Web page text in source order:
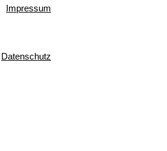
Impressum
Datenschutz